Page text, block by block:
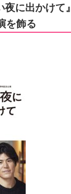
夜に出かけて
を飾る